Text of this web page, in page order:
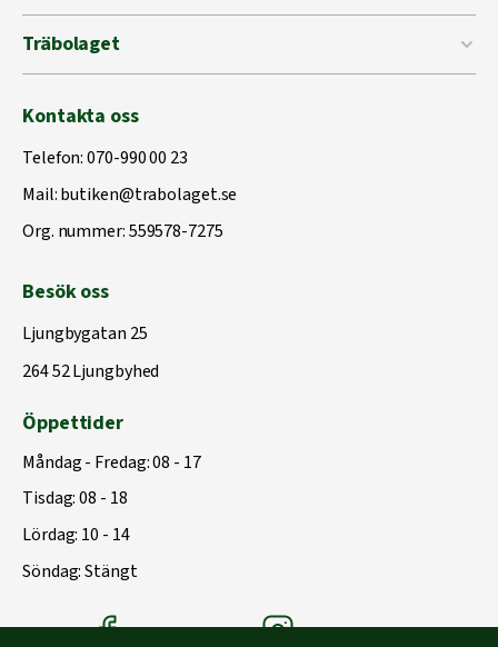
Träbolaget
Kontakta oss
Telefon:070-990 00 23
Mail:butiken@trabolaget.se
Org. nummer: 559578-7275
Besök oss
Ljungbygatan 25
264 52 Ljungbyhed
Öppettider
Måndag - Fredag: 08 - 17
Tisdag: 08 - 18
Lördag: 10 - 14
Söndag: Stängt